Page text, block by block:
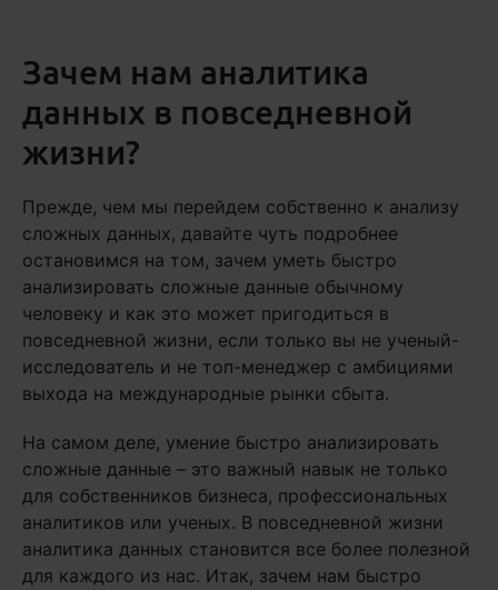
Зачем нам аналитика
данных в повседневной
жизни?
Прежде, чем мы перейдем собственно к анализу
сложных данных, давайте чуть подробнее
остановимся на том, зачем уметь быстро
анализировать сложные данные обычному
человеку и как это может пригодиться в
повседневной жизни, если только вы не ученый-
исследователь и не топ-менеджер с амбициями
выхода на международные рынки сбыта.
На самом деле, умение быстро анализировать
сложные данные – это важный навык не только
для собственников бизнеса, профессиональных
аналитиков или ученых. В повседневной жизни
аналитика данных становится все более полезной
для каждого из нас. Итак, зачем нам быстро